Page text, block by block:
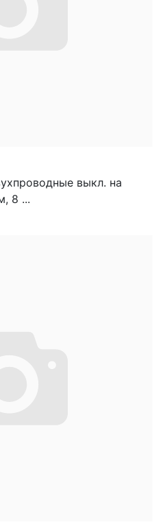
выкл. на
8 ...